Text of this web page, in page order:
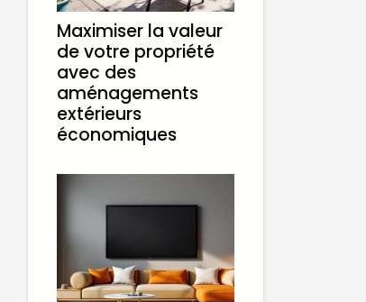
Maximiser la valeur
de votre propriété
avec des
aménagements
extérieurs
économiques